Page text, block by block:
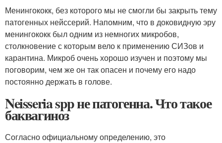
Менингококк, без которого мы не смогли бы закрыть тему
патогенных нейссерий. Напомним, что в доковидную эру
менингококк был одним из немногих микробов,
столкновение с которым вело к применению СИЗов и
карантина. Микроб очень хорошо изучен и поэтому мы
поговорим, чем же он так опасен и почему его надо
постоянно держать в голове.
Neisseria spp не патогенна. Что такое
баквагиноз
Согласно официальному определению, это